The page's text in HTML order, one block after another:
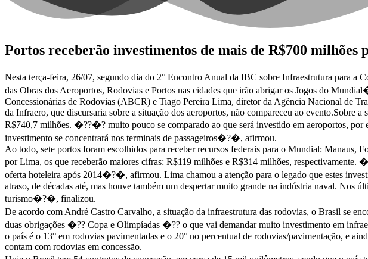
Portos receberão investimentos de mais de R$700 milhões
Nesta terça-feira, 26/07, segundo dia do 2° Encontro Anual da IBC sobre Infraestrutura para
das Obras dos Aeroportos, Rodovias e Portos nas cidades que irão abrigar os Jogos do
Concessionárias de Rodovias (ABCR) e Tiago Pereira Lima, diretor da Agência Nacional de
da Infraero, que discursaria sobre a situação dos aeroportos, não compareceu ao evento.Sobre
R$740,7 milhões. �??�? muito pouco se comparado ao que será investido em aeroportos,
investimento se concentrará nos terminais de passageiros�?�, afirmou.
Ao todo, sete portos foram escolhidos para receber recursos federais para o Mundial: Manaus,
por Lima, os que receberão maiores cifras: R$119 milhões e R$314 milhões,
oferta hoteleira após 2014�?�, afirmou. Lima chamou a atenção para o legado que estes
atraso, de décadas até, mas houve também um despertar muito grande na indústria naval. Nos
turismo�?�, finalizou.
De acordo com André Castro Carvalho, a situação da infraestrutura das rodovias, o Brasil se
duas obrigações �?? Copa e Olimpíadas �?? o que vai demandar muito investimento em
o país é o 13° em rodovias pavimentadas e o 20° no percentual de rodovias/pavimentação, e
contam com rodovias em concessão.